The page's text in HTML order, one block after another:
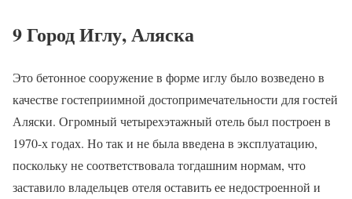
9 Город Иглу, Аляска
Это бетонное сооружение в форме иглу было возведено в
качестве гостеприимной достопримечательности для гостей
Аляски. Огромный четырехэтажный отель был построен в
1970-х годах. Но так и не была введена в эксплуатацию,
поскольку не соответствовала тогдашним нормам, что
заставило владельцев отеля оставить ее недостроенной и